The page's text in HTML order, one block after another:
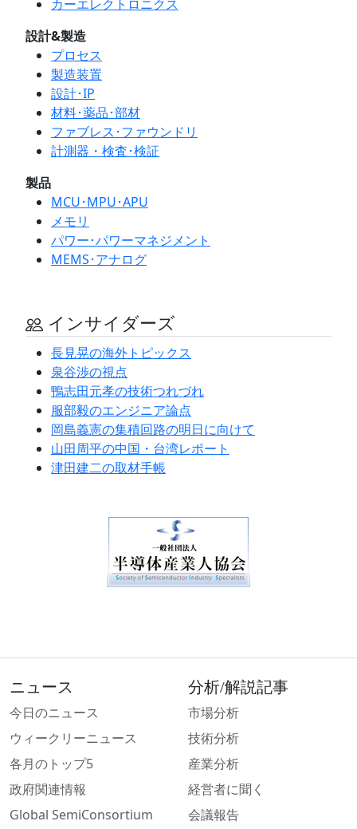
カーエレクトロニクス
設計&製造
プロセス
製造装置
設計･IP
材料･薬品･部材
ファブレス･ファウンドリ
計測器・検査･検証
製品
MCU･MPU･APU
メモリ
パワー･パワーマネジメント
MEMS･アナログ
インサイダーズ
長見晃の海外トピックス
泉谷渉の視点
鴨志田元孝の技術つれづれ
服部毅のエンジニア論点
岡島義憲の集積回路の明日に向けて
山田周平の中国・台湾レポート
津田建二の取材手帳
ニュース
今日のニュース
ウィークリーニュース
各月のトップ5
政府関連情報
Global SemiConsortium
分析/解説記事
市場分析
技術分析
産業分析
経営者に聞く
会議報告